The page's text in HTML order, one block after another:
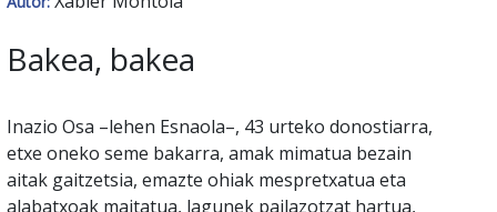
Bakea, bakea
Inazio Osa –lehen Esnaola–, 43 urteko donostiarra,
etxe oneko seme bakarra, amak mimatua bezain
aitak gaitzetsia, emazte ohiak mespretxatua eta
alabatxoak maitatua, lagunek pailazotzat hartua,